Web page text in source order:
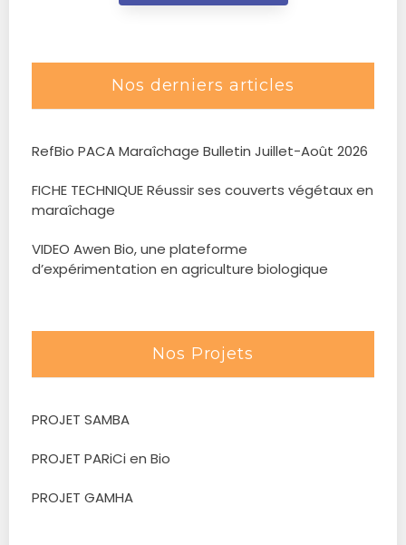
Nos derniers articles
RefBio PACA Maraîchage Bulletin Juillet-Août 2026
FICHE TECHNIQUE Réussir ses couverts végétaux en
maraîchage
VIDEO Awen Bio, une plateforme
d’expérimentation en agriculture biologique
Nos Projets
PROJET SAMBA
PROJET PARiCi en Bio
PROJET GAMHA